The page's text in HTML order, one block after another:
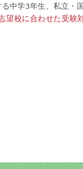
中学3年生、私立・
望校に合わせた受験